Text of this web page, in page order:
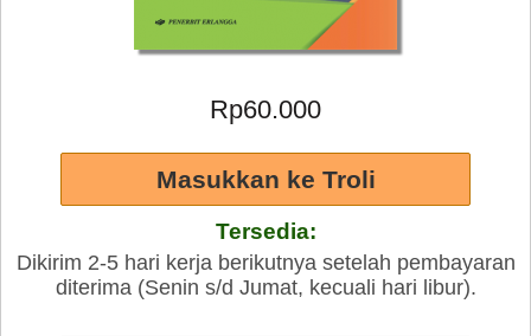
Rp60.000
Tersedia:
Dikirim 2-5 hari kerja berikutnya setelah pembayaran
diterima (Senin s/d Jumat, kecuali hari libur).